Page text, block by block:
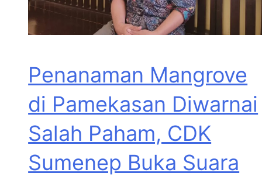
Penanaman Mangrove
di Pamekasan Diwarnai
Salah Paham, CDK
Sumenep Buka Suara